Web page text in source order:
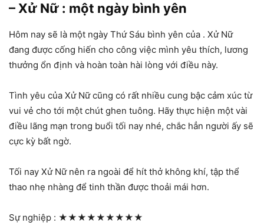
– Xử Nữ : một ngày bình yên
Hôm nay sẽ là một ngày Thứ Sáu bình yên của . Xử Nữ
đang được cống hiến cho công việc mình yêu thích, lương
thưởng ổn định và hoàn toàn hài lòng với điều này.
Tình yêu của Xử Nữ cũng có rất nhiều cung bậc cảm xúc từ
vui vẻ cho tới một chút ghen tuông. Hãy thực hiện một vài
điều lãng mạn trong buổi tối nay nhé, chắc hẳn người ấy sẽ
cực kỳ bất ngờ.
Tối nay Xử Nữ nên ra ngoài để hít thở không khí, tập thể
thao nhẹ nhàng để tinh thần được thoải mái hơn.
Sự nghiệp : ★★★★★★★★★